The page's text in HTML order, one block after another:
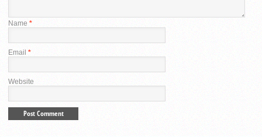
Name *
Email *
Website